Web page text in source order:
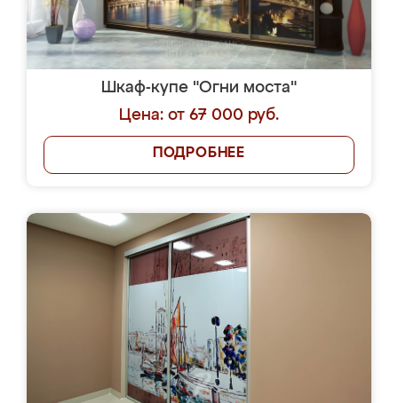
Шкаф-купе "Огни моста"
Цена: от 67 000 руб.
ПОДРОБНЕЕ